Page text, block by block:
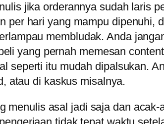
jika orderannya sudah laris
per hari yang mampu dipenuhi,
membludak. Anda
yang pernah memesan
seperti itu mudah dipalsukan.
atau di kaskus misalnya.
menulis asal jadi saja dan acak-